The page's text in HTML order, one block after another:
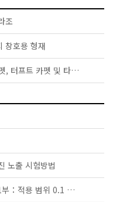
조
창호용 형재
KS K 2618 인증표준콜렉션 - 직조 카펫, 터프트 카펫 및 타일 카펫
노출 시험방법
KS B 5203-1 - 버니어 캘리퍼스－제1부：적용 범위 0.1 mm 및 0.05 mm